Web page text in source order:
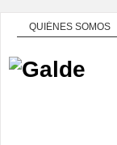
QUIÉNES SOMOS